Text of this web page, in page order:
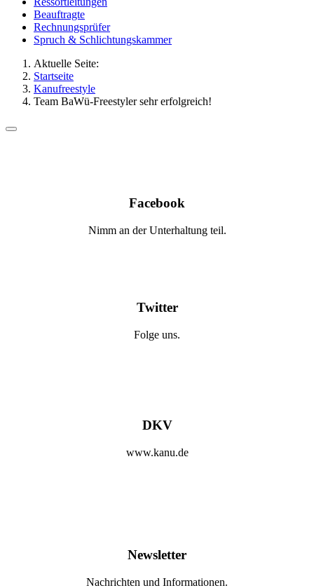
Beauftragte
Rechnungsprüfer
Spruch & Schlichtungskammer
Aktuelle Seite:
Startseite
Kanufreestyle
Team BaWü-Freestyler sehr erfolgreich!
Facebook
Nimm an der Unterhaltung teil.
Twitter
Folge uns.
DKV
www.kanu.de
Newsletter
Nachrichten und Informationen.